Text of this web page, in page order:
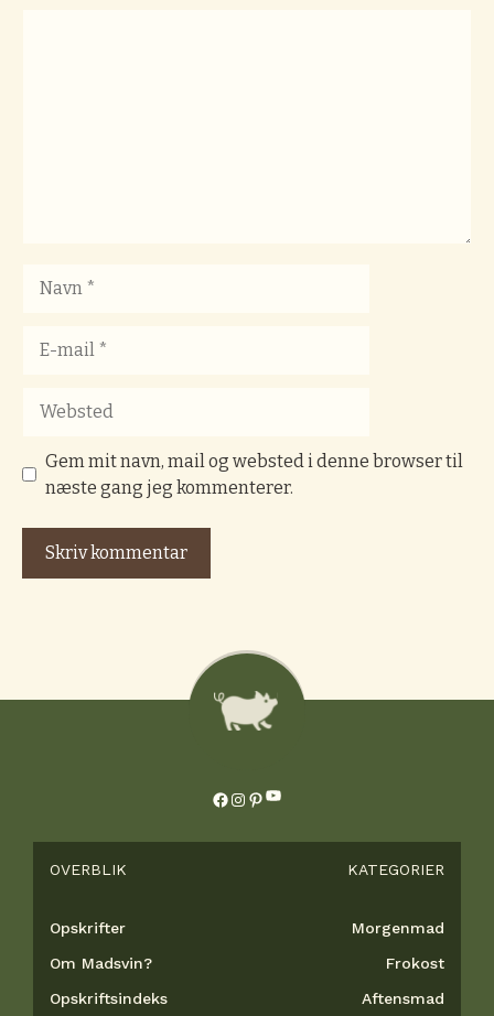
mail
Gem mit navn, mail og websted i denne browser til
næste gang jeg kommenterer.
Facebook
Instagram
Pinterest
YouTube
OVERBLIK
Opskrifter
Om Madsvin?
Opskriftsindeks
KATEGORIER
Morgenmad
Frokost
Aftensmad